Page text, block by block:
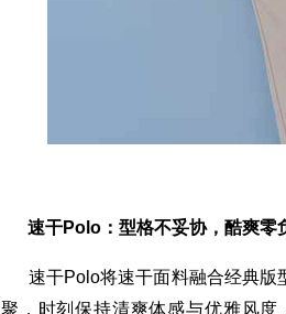
速干Polo：型格不妥协，酷爽零
速干Polo将速干面料融合经典版
聚，时刻保持清爽体感与优雅风